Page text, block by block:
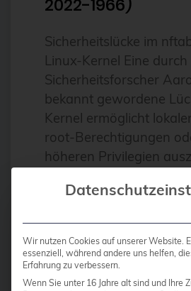
Ansible Community
Ansible-Modul
AnsibleFest
Antivirus
Apache
API-Integration
AppArmor
arm
2022-1966)
Sicherheitslücke im
Linux-Kernel Eine durch
Sicherheitsforscher
bekannt gewordene
Kernel ermöglicht
root-Berechtigungen
höheren Privilegien
Proof of Concept
der Common
Exposures Datenbank
Fehler unter […]
Wir nutzen Cookies auf unserer Website.
essenziell, während andere uns helfen,
Erfahrung zu verbessern.
Wenn Sie unter 16 Jahre alt sind und Ihre